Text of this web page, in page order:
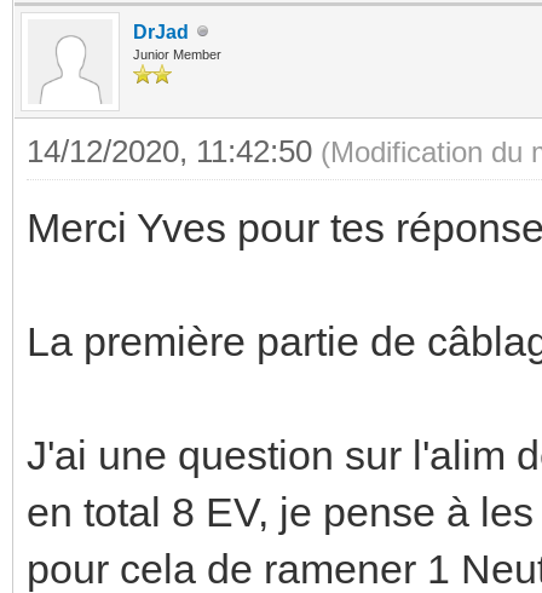
DrJad
Junior Member
14/12/2020, 11:42:50 (Modification du
Merci Yves pour tes
La première partie de
J'ai une question sur l'alim
en total 8 EV, je pense à
pour cela de ramener 1